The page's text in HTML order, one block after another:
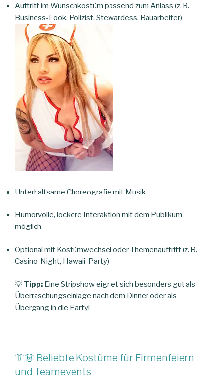
Auftritt im Wunschkostüm passend zum Anlass (z. B.
Business-Look, Polizist, Stewardess, Bauarbeiter)
Unterhaltsame Choreografie mit Musik
Humorvolle, lockere Interaktion mit dem Publikum
möglich
Optional mit Kostümwechsel oder Themenauftritt (z. B.
Casino-Night, Hawaii-Party)
💡 Tipp: Eine Stripshow eignet sich besonders gut als
Überraschungseinlage nach dem Dinner oder als
Übergang in die Party!
👔👗 Beliebte Kostüme für Firmenfeiern
und Teamevents